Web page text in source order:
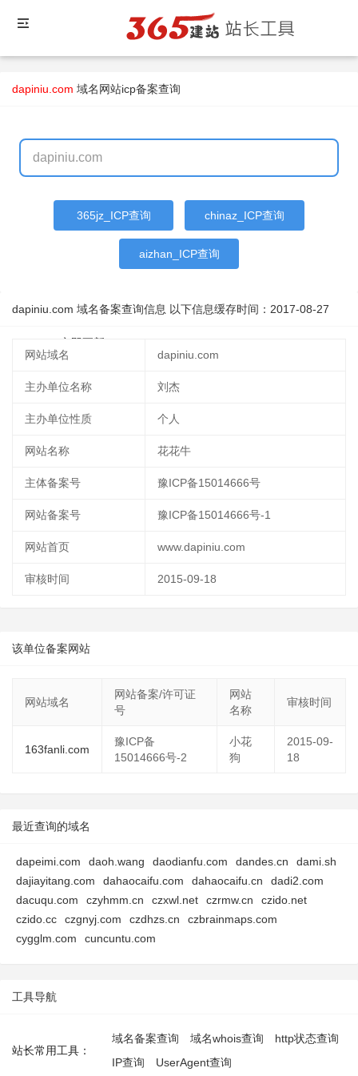
dapiniu.com 域名网站icp备案查询
365jz_ICP查询 chinaz_ICP查询
aizhan_ICP查询
dapiniu.com 域名备案查询信息 以下信息缓存时间： 2017-08-27
立即更新
网站域名
dapiniu.com
主办单位名称 刘杰
主办单位性质 个人
网站名称 花花牛
主体备案号 豫ICP备15014666号
网站备案号 豫ICP备15014666号-1
网站首页 www.dapiniu.com
审核时间 2015-09-18
该单位备案网站
网站域名
网站备案/许可证
号
网站
名称
审核时间
163fanli.com
豫ICP备
15014666号-2
小花
狗
2015-09-
18
最近查询的域名
dapeimi.com daoh.wang daodianfu.com dandes.cn
dami.sh
dajiayitang.com
dahaocaifu.com dahaocaifu.cn
dadi2.com
dacuqu.com
czyhmm.cn czxwl.net czrmw.cn
czido.net
czido.cc
czgnyj.com czdhzs.cn
czbrainmaps.com
cygglm.com
cuncuntu.com
工具导航
站长常用工具：
域名备案查询 域名whois查询
http状态查询
IP查询
UserAgent查询